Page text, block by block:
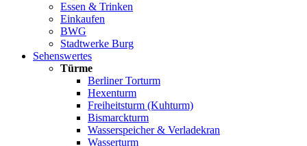
Essen & Trinken
Einkaufen
BWG
Stadtwerke Burg
Sehenswertes
Türme
Berliner Torturm
Hexenturm
Freiheitsturm (Kuhturm)
Bismarckturm
Wasserspeicher & Verladekran
Wasserturm